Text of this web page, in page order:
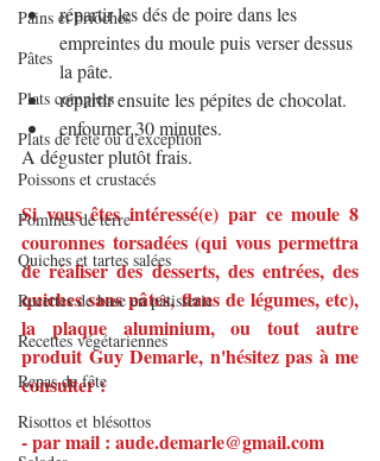
Pains et brioches
Pâtes
Plats complets
Plats de fête ou d'exception
Poissons et crustacés
Pommes de terre
Quiches et tartes salées
Recettes de base en pâtisserie
Recettes végétariennes
Repas de fête
Risottos et blésottos
répartir les dés de poire dans les
empreintes du moule puis verser dessus
la pâte.
répartir ensuite les pépites de chocolat.
enfourner 30 minutes.
A déguster plutôt frais.
Si vous êtes intéressé(e) par ce moule 8
couronnes torsadées (qui vous permettra
de réaliser des desserts, des entrées, des
quiches sans pâtes, flans de légumes, etc),
la plaque aluminium, ou tout autre
produit Guy Demarle, n'hésitez pas à me
consulter :
- par mail : aude.demarle@gmail.com